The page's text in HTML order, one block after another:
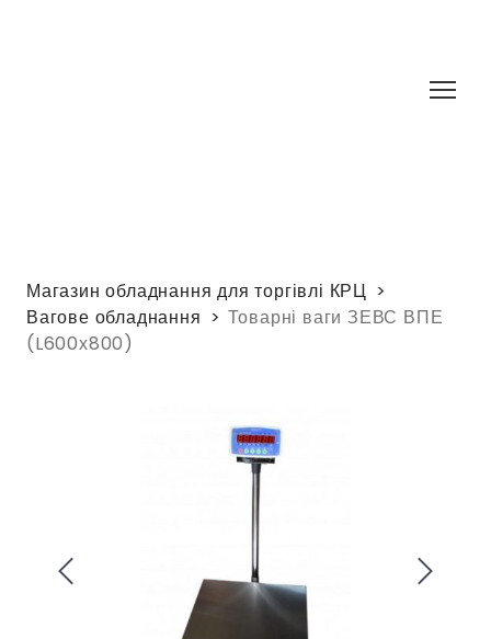
Магазин обладнання для торгівлі КРЦ
Вагове обладнання
Товарні ваги ЗЕВС ВПЕ
(L600х800)